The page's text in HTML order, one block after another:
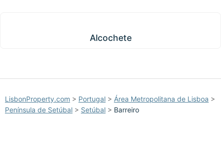
Alcochete
LisbonProperty.com > Portugal > Área Metropolitana de Lisboa >
Península de Setúbal > Setúbal > Barreiro